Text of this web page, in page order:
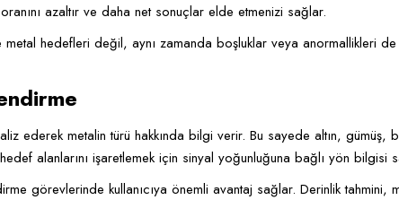
azaltır ve daha net sonuçlar elde etmenizi sağlar.
hedefleri değil, aynı zamanda boşluklar veya anormallikleri
ederek metalin türü hakkında bilgi verir. Bu sayede altın,
alanlarını işaretlemek için sinyal yoğunluğuna bağlı yön bilgisi
görevlerinde kullanıcıya önemli avantaj sağlar. Derinlik